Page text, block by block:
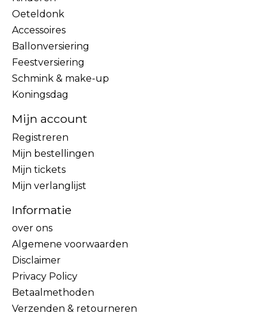
Oeteldonk
Accessoires
Ballonversiering
Feestversiering
Schmink & make-up
Koningsdag
Mijn account
Registreren
Mijn bestellingen
Mijn tickets
Mijn verlanglijst
Informatie
over ons
Algemene voorwaarden
Disclaimer
Privacy Policy
Betaalmethoden
Verzenden & retourneren